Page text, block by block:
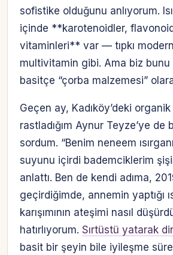
sofistike olduğunu anlıyorum.
içinde **karotenoidler,
vitaminleri** var — tıpkı
multivitamin gibi. Ama biz bunu
basitçe “çorba malzemesi”
Geçen ay, Kadıköy’deki organik
rastladığım Aynur Teyze’ye de
sordum. “Benim neneem
suyunu içirdi bademciklerim
anlattı. Ben de kendi adıma,
geçirdiğimde, annemin yaptığı
karışımının ateşimi nasıl
hatırlıyorum. Sırtüstü yatarak
basit bir şeyin bile iyileşme